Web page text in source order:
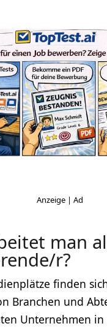
man
r?
finden
Branchen und
Unternehmen in